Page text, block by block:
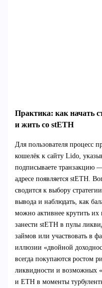
Практика: как начать
и жить со stETH
Для пользователя процесс
кошелёк к сайту Lido,
подписываете транзакцию
адресе появляется stETH.
сводится к выбору
вывода и наблюдать, как
можно активнее крутить их
занести stETH в пулы
займов или участвовать в
иллюзии «двойной
всегда покупаются ростом
ликвидности и возможных
и ETH в моменты